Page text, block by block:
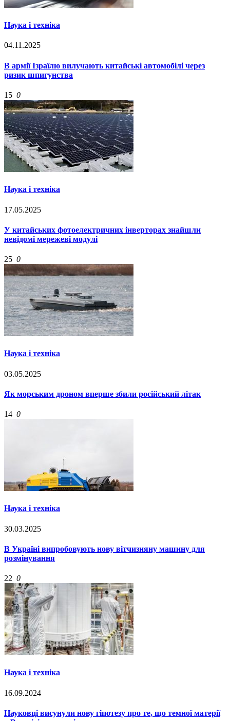
Наука і техніка
04.11.2025
В армії Ізраїлю вилучають китайські автомобілі через
ризик шпигунства
15 0
Наука і техніка
17.05.2025
У китайських фотоелектричних інверторах знайшли
невідомі мережеві модулі
25 0
Наука і техніка
03.05.2025
Як морським дроном вперше збили російський літак
14 0
Наука і техніка
30.03.2025
В Україні випробовують нову вітчизняну машину для
розмінування
22 0
Наука і техніка
16.09.2024
Науковці висунули нову гіпотезу про те, що темної матерії